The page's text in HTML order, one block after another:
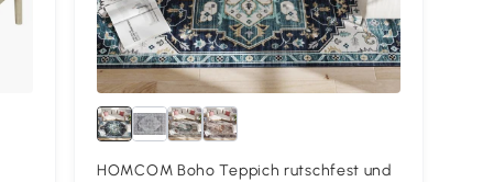
HOMCOM Boho Teppich rutschfest und